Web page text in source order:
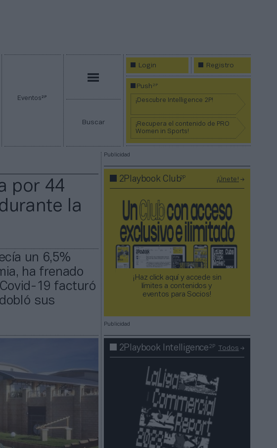
Eventos2P
Buscar
Login Registro
Push2P
¡Descubre Intelligence 2P!
¡Recupera el contenido de PRO
Women in Sports!
por 44
la
un 6,5%
ha frenado
19 facturó
sus
Publicidad
2Playbook Club2P ¡Únete!
¡Haz click aquí y accede sin
límites a contenidos y
eventos para Socios!​​​​​​​
Publicidad
2Playbook Intelligence2P Todos